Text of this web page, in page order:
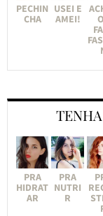
PECHIN
CHA
USEI E
AMEI!
PRA
HIDRAT
AR
PRA
NUTRI
R